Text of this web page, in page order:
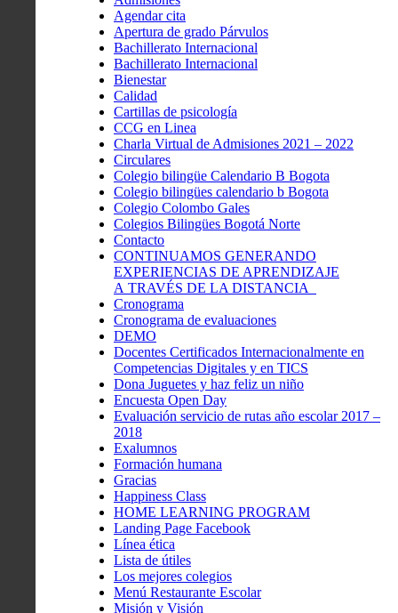
Agendar cita
Apertura de grado Párvulos
Bachillerato Internacional
Bachillerato Internacional
Bienestar
Calidad
Cartillas de psicología
CCG en Linea
Charla Virtual de Admisiones 2021 – 2022
Circulares
Colegio bilingüe Calendario B Bogota
Colegio bilingües calendario b Bogota
Colegio Colombo Gales
Colegios Bilingües Bogotá Norte
Contacto
CONTINUAMOS GENERANDO
EXPERIENCIAS DE APRENDIZAJE
A TRAVÉS DE LA DISTANCIA
Cronograma
Cronograma de evaluaciones
DEMO
Docentes Certificados Internacionalmente en
Competencias Digitales y en TICS
Dona Juguetes y haz feliz un niño
Encuesta Open Day
Evaluación servicio de rutas año escolar 2017 –
2018
Exalumnos
Formación humana
Gracias
Happiness Class
HOME LEARNING PROGRAM
Landing Page Facebook
Línea ética
Lista de útiles
Los mejores colegios
Menú Restaurante Escolar
Misión y Visión